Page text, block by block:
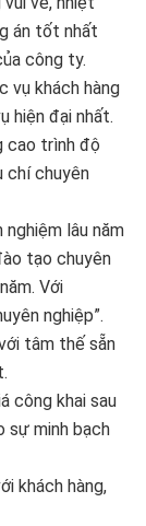
án tốt nhất
công ty.
vụ khách hàng
hiện đại nhất.
cao trình độ
chí chuyên
lâu năm
tạo chuyên
Với
nghiệp”.
tâm thế sẵn
công khai sau
sự minh bạch
khách hàng,